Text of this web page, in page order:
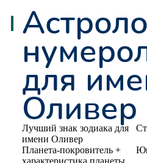
для
Оливер
Лучший знак зодиака для
имени Оливер
Планета-покровитель +
характеристика планеты